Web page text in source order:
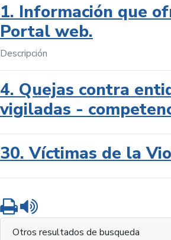
1. Información que
Portal web.
Descripción
4. Quejas contra
vigiladas -
30. Víctimas de la
Imprimir
Otros resultados de busqueda